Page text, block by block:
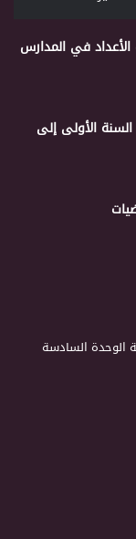
في المدارس
السنة الأولى إلى
الوحدة السادسة